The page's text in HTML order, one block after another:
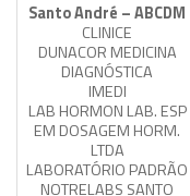
Santo André – ABCDM
CLINICE
DUNACOR MEDICINA
DIAGNÓSTICA
IMEDI
LAB HORMON LAB. ESP
EM DOSAGEM HORM.
LTDA
LABORATÓRIO PADRÃO
NOTRELABS SANTO